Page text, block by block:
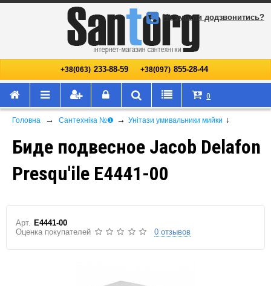
+38(063) 233-88-59 +38(097) 855-28-44
Не змогли додзвонитись?
0
Головна → Сантехніка №❶ → Унітази умивальники мийки ↓
Биде подвесное Jacob Delafon
Presqu'ile E4441-00
Арт. E4441-00
Оценка покупателей
0 отзывов